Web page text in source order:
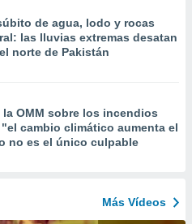
de agua, lodo y rocas
las lluvias extremas desatan
norte de Pakistán
la OMM sobre los incendios
cambio climático aumenta el
no es el único culpable
Más Vídeos